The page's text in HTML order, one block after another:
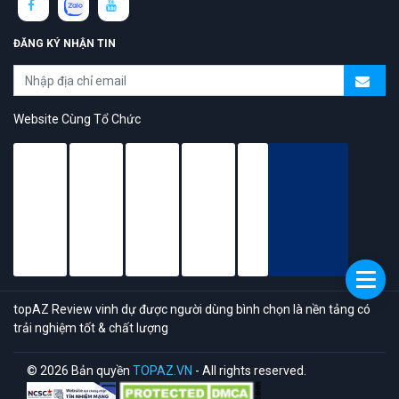
ĐĂNG KÝ NHẬN TIN
Website Cùng Tổ Chức